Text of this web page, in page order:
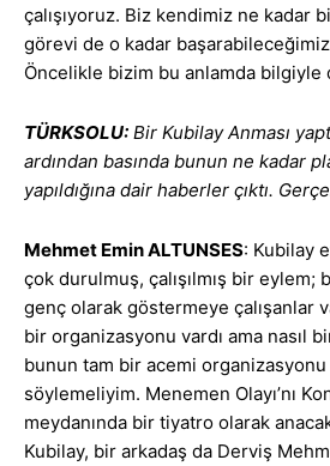
çalışıyoruz. Biz kendimiz ne kadar
görevi de o kadar
Öncelikle bizim bu anlamda bilgiyle
TÜRKSOLU: Bir Kubilay Anması
ardından basında bunun ne kadar
yapıldığına dair haberler çıktı.
Mehmet Emin ALTUNSES: Kubilay
çok durulmuş, çalışılmış bir eylem;
genç olarak göstermeye çalışanlar
bir organizasyonu vardı ama nasıl
bunun tam bir acemi
söylemeliyim. Menemen Olayı’nı
meydanında bir tiyatro olarak
Kubilay, bir arkadaş da Derviş